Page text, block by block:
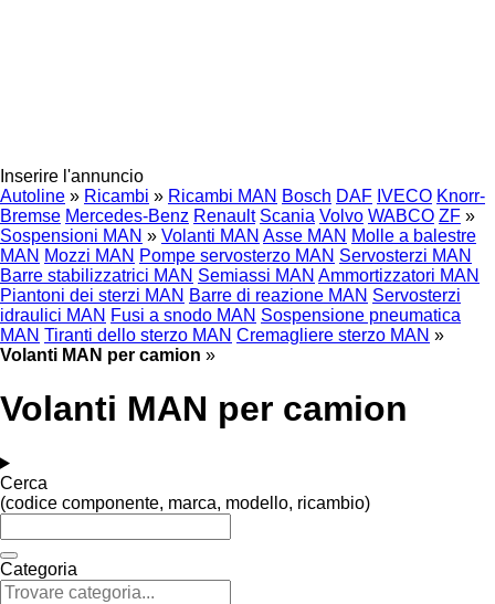
Inserire l'annuncio
Autoline » Ricambi » Ricambi MAN Bosch DAF IVECO Knorr-
Bremse Mercedes-Benz Renault Scania Volvo WABCO ZF »
Sospensioni MAN » Volanti MAN Asse MAN Molle a balestre
MAN Mozzi MAN Pompe servosterzo MAN Servosterzi MAN
Barre stabilizzatrici MAN Semiassi MAN Ammortizzatori MAN
Piantoni dei sterzi MAN Barre di reazione MAN Servosterzi
idraulici MAN Fusi a snodo MAN Sospensione pneumatica
MAN Tiranti dello sterzo MAN Cremagliere sterzo MAN »
Volanti MAN per camion »
Volanti MAN per camion
Cerca
(codice componente, marca, modello, ricambio)
Categoria